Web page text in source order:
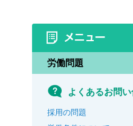
労働問題
よくあるお問
採用の問題